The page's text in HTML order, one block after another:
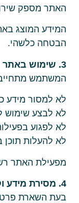
האתר מספק
המידע המוצג
הבטחה כלשהי.
3. שימוש באתר
המשתמש
לא למסור מידע
לא לבצע שימוש
לא לפגוע
לא להעלות תוכן
מפעילת האתר
4. מסירת מידע וקורות חיים
בעת השארת